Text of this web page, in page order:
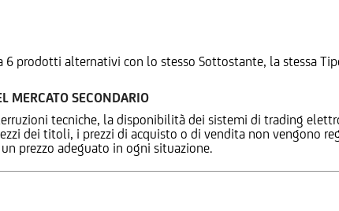
prodotti alternativi con lo stesso Sottostante, la stessa
MERCATO SECONDARIO
tecniche, la disponibilità dei sistemi di trading
dei titoli, i prezzi di acquisto o di vendita non vengono
prezzo adeguato in ogni situazione.